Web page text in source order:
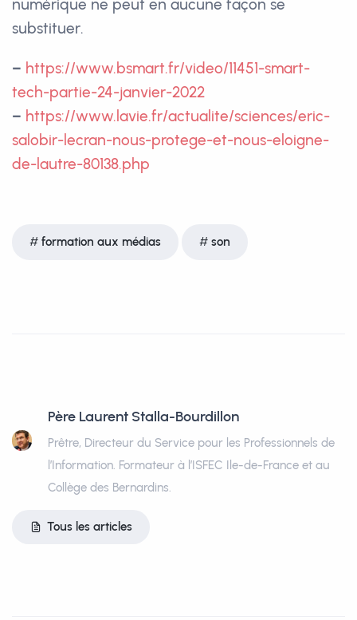
numérique ne peut en aucune façon se
substituer.
– https://www.bsmart.fr/video/11451-smart-
tech-partie-24-janvier-2022
– https://www.lavie.fr/actualite/sciences/eric-
salobir-lecran-nous-protege-et-nous-eloigne-
de-lautre-80138.php
formation aux médias son
Père Laurent Stalla-Bourdillon
Prêtre, Directeur du Service pour les Professionnels de
l’Information. Formateur à l’ISFEC Ile-de-France et au
Collège des Bernardins.
Tous les articles